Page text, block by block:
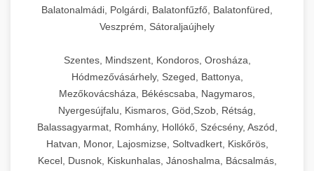
Balatonalmádi, Polgárdi, Balatonfűzfő, Balatonfüred,
Veszprém, Sátoraljaújhely
Szentes, Mindszent, Kondoros, Orosháza,
Hódmezővásárhely, Szeged, Battonya,
Mezőkovácsháza, Békéscsaba, Nagymaros,
Nyergesújfalu, Kismaros, Göd,Szob, Rétság,
Balassagyarmat, Romhány, Hollókő, Szécsény, Aszód,
Hatvan, Monor, Lajosmizse, Soltvadkert, Kiskőrös,
Kecel, Dusnok, Kiskunhalas, Jánoshalma, Bácsalmás,